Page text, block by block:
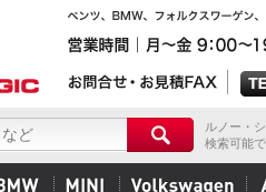
ルノー・
検索可能